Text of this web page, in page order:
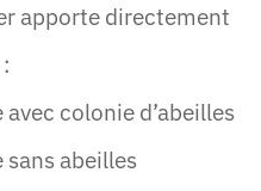
apporte directement
colonie d’abeilles
sans abeilles